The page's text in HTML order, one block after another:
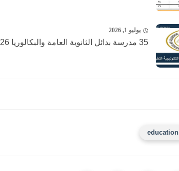
يوليو 1, 2026
35 مدرسة بدائل الثانوية العامة والبكالوريا 2026 | اسماء المدارس...
education